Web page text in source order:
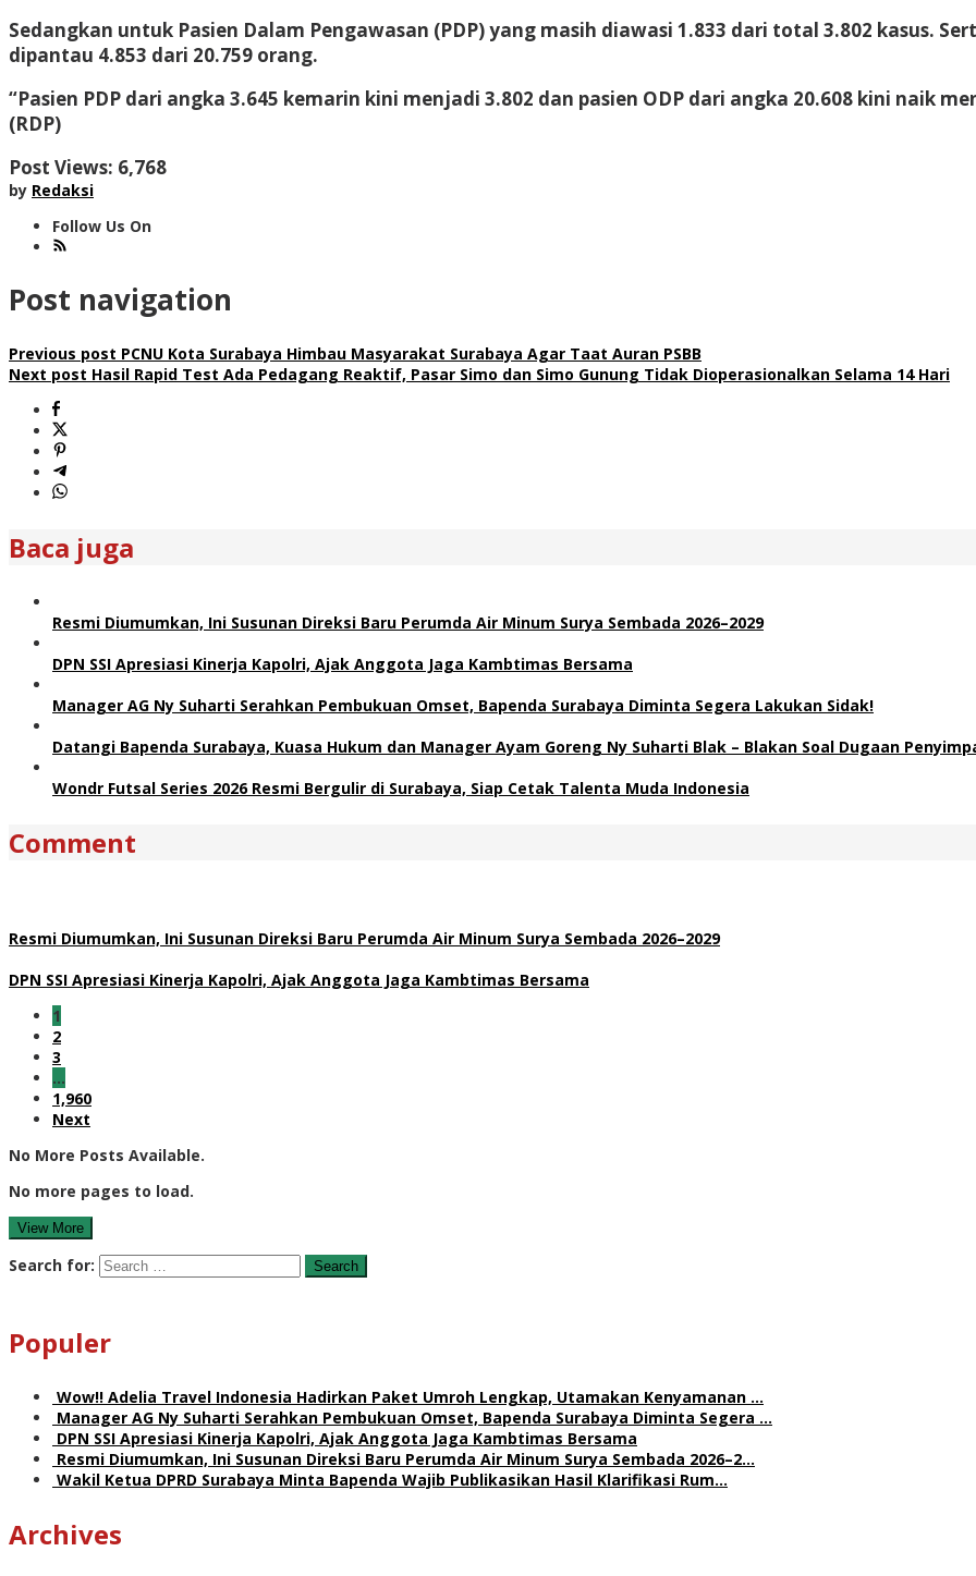
Sedangkan untuk Pasien Dalam Pengawasan (PDP) yang masih diawasi 1.833 dari total 3.802 kasus.
dipantau 4.853 dari 20.759 orang.
“Pasien PDP dari angka 3.645 kemarin kini menjadi 3.802 dan pasien ODP dari angka 20.608 kini naik
(RDP)
Post Views: 6,768
by Redaksi
Follow Us On
Post navigation
Previous post PCNU Kota Surabaya Himbau Masyarakat Surabaya Agar Taat Auran PSBB
Next post Hasil Rapid Test Ada Pedagang Reaktif, Pasar Simo dan Simo Gunung Tidak Dioperasionalkan Selama 14 Hari
Baca juga
Resmi Diumumkan, Ini Susunan Direksi Baru Perumda Air Minum Surya Sembada 2026–2029
DPN SSI Apresiasi Kinerja Kapolri, Ajak Anggota Jaga Kambtimas Bersama
Manager AG Ny Suharti Serahkan Pembukuan Omset, Bapenda Surabaya Diminta Segera Lakukan Sidak!
Datangi Bapenda Surabaya, Kuasa Hukum dan Manager Ayam Goreng Ny Suharti Blak – Blakan Soal Dugaan
Wondr Futsal Series 2026 Resmi Bergulir di Surabaya, Siap Cetak Talenta Muda Indonesia
Comment
Resmi Diumumkan, Ini Susunan Direksi Baru Perumda Air Minum Surya Sembada 2026–2029
DPN SSI Apresiasi Kinerja Kapolri, Ajak Anggota Jaga Kambtimas Bersama
1
2
3
…
1,960
Next
No More Posts Available.
No more pages to load.
View More
Search for:
Populer
Wow!! Adelia Travel Indonesia Hadirkan Paket Umroh Lengkap, Utamakan Kenyamanan …
Manager AG Ny Suharti Serahkan Pembukuan Omset, Bapenda Surabaya Diminta Segera …
DPN SSI Apresiasi Kinerja Kapolri, Ajak Anggota Jaga Kambtimas Bersama
Resmi Diumumkan, Ini Susunan Direksi Baru Perumda Air Minum Surya Sembada 2026–2…
Wakil Ketua DPRD Surabaya Minta Bapenda Wajib Publikasikan Hasil Klarifikasi Rum…
Archives